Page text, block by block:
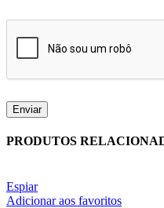
PRODUTOS
Espiar
Adicionar aos favoritos